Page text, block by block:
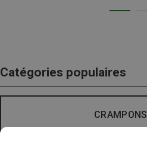
Catégories populaires
CRAMPONS